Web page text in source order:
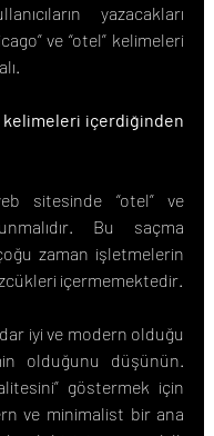
yazacakları
ve “otel” kelimeleri
kelimeleri içerdiğinden
sitesinde “otel” ve
Bu saçma
zaman işletmelerin
içermemektedir.
iyi ve modern olduğu
göstermek için
ve minimalist bir ana